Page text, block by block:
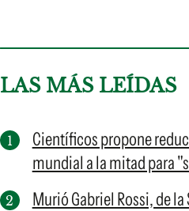
LAS MÁS LEÍDAS
Científicos propone
mundial a la mitad para
Murió Gabriel Rossi, de